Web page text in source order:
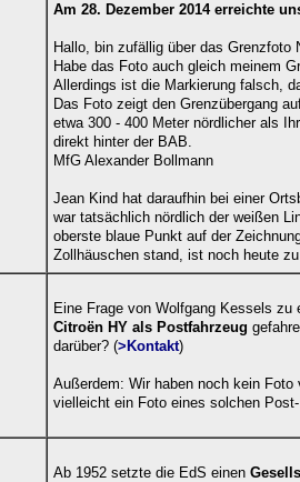
Am 28. Dezember 2014 erreichte
Hallo, bin zufällig über das
Habe das Foto auch gleich meinem
Allerdings ist die Markierung falsch,
Das Foto zeigt den Grenzübergang
etwa 300 - 400 Meter nördlicher als
direkt hinter der BAB.
MfG Alexander Bollmann
Jean Kind hat daraufhin bei einer
war tatsächlich nördlich der weißen
oberste blaue Punkt auf der
Zollhäuschen stand, ist noch heute
Eine Frage von Wolfgang Kessels
Citroën HY als Postfahrzeug
darüber? (>Kontakt)
Außerdem: Wir haben noch kein
vielleicht ein Foto eines solchen
Ab 1952 setzte die EdS einen